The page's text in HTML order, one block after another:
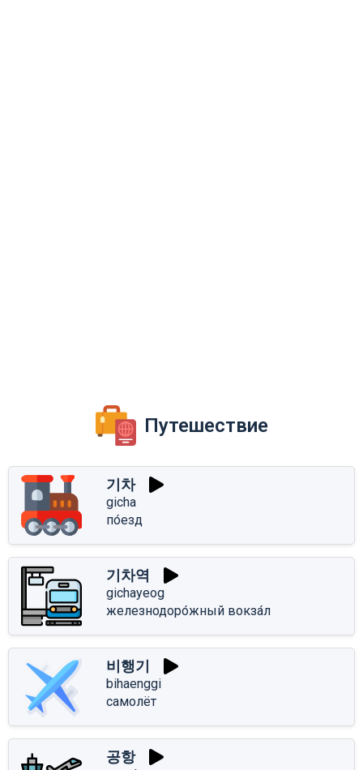
Путешествие
기차
gicha
по́езд
기차역
gichayeog
железнодоро́жный вокза́л
비행기
bihaenggi
самолёт
공항